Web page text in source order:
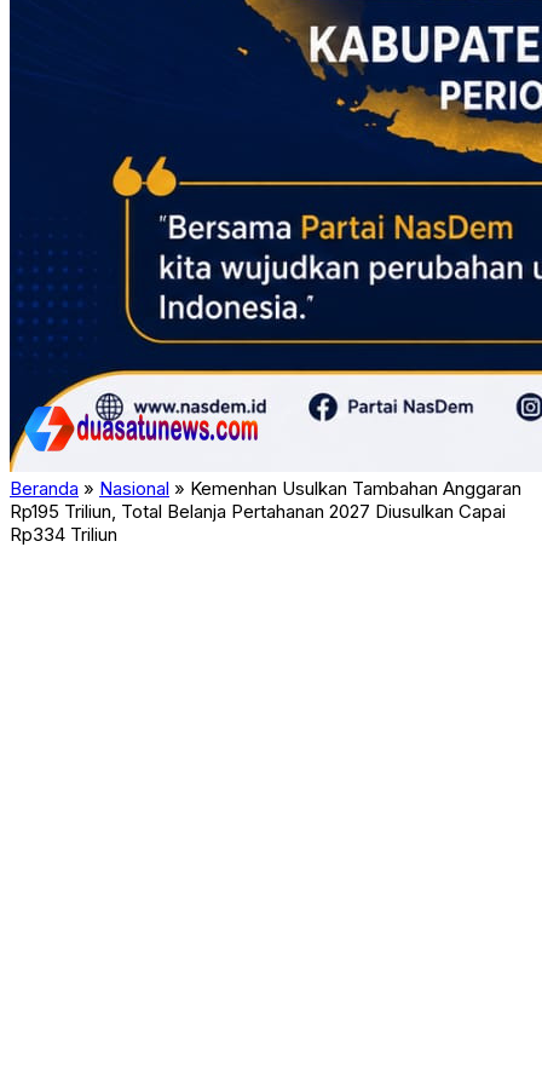
Beranda » Nasional » Kemenhan Usulkan Tambahan Anggaran
Rp195 Triliun, Total Belanja Pertahanan 2027 Diusulkan Capai
Rp334 Triliun